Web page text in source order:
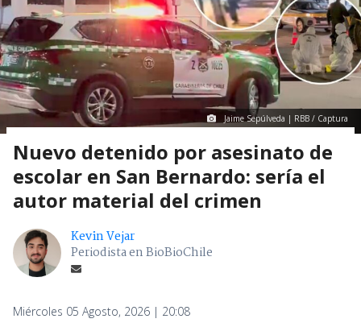
Jaime Sepúlveda | RBB / Captura
Nuevo detenido por asesinato de
escolar en San Bernardo: sería el
autor material del crimen
Kevin Vejar
Periodista en BioBioChile
Miércoles 05 Agosto, 2026 | 20:08